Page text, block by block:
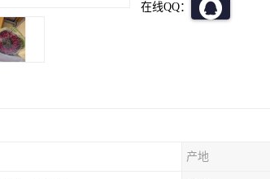
在线QQ：
产地